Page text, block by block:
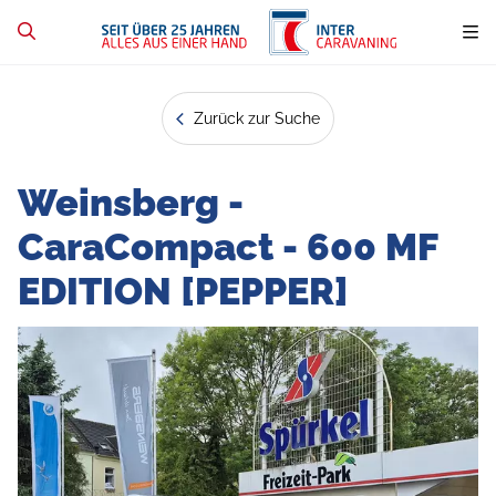
Zurück zur Suche
Weinsberg -
CaraCompact - 600 MF
EDITION [PEPPER]